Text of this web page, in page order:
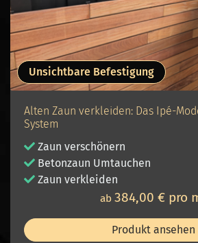
Unsichtbare Befestigung
Alten Zaun verkleiden: Das Ipé-
System
Zaun verschönern
Betonzaun Umtauchen
Zaun verkleiden
ab 384,00 € pro
Produkt ansehen